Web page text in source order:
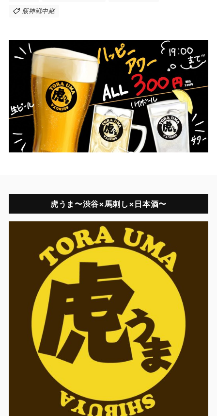
阪神戦中継
虎うま〜渋谷×馬刺し×日本酒〜